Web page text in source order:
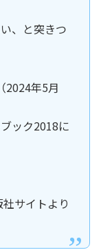
、と突きつ
2024年5月
ック2018に
サイトより